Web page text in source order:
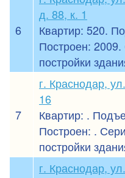
6
д. 88, к. 1
Квартир: 520.
Построен:
постройки
7
г. Краснодар,
16
Квартир: .
Построен: .
постройки
г. Краснодар,